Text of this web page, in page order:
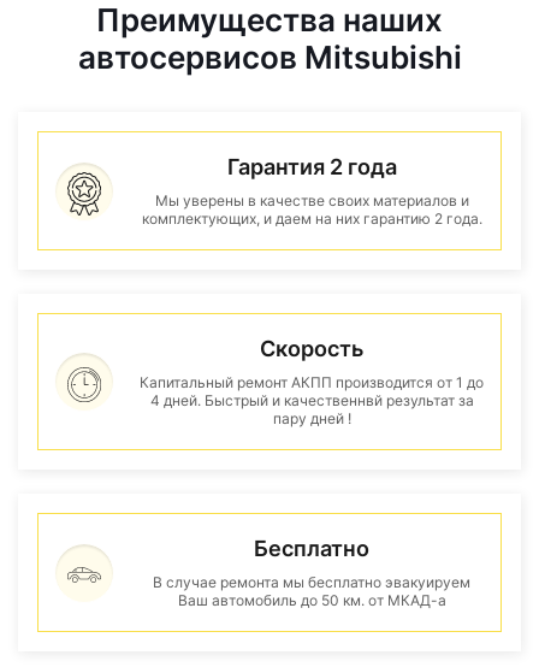
Преимущества наших
автосервисов Mitsubishi
Гарантия 2 года
Мы уверены в качестве своих материалов и
комплектующих, и даем на них гарантию 2 года.
Скорость
Капитальный ремонт АКПП производится от 1 до
4 дней. Быстрый и качественнвй результат за
пару дней !
Бесплатно
В случае ремонта мы бесплатно эвакуируем
Ваш автомобиль до 50 км. от МКАД-а